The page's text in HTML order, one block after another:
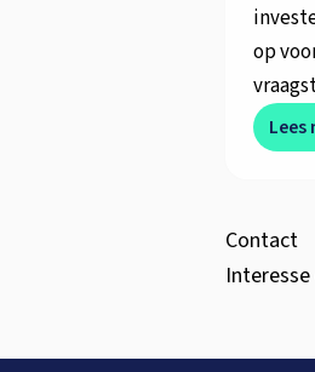
op
Lees
Contact